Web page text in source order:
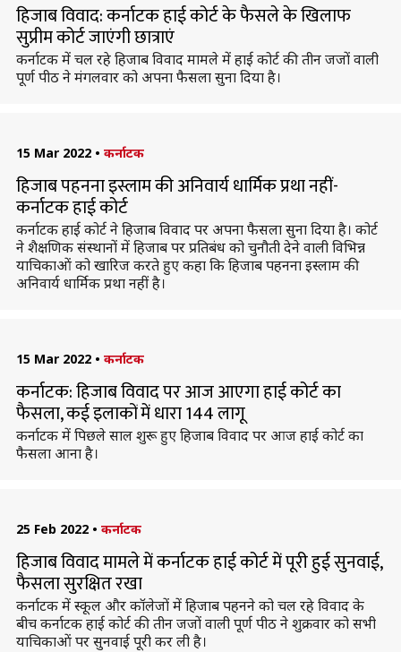
हिजाब विवाद: कर्नाटक हाई कोर्ट के फैसले के खिलाफ
सुप्रीम कोर्ट जाएंगी छात्राएं
कर्नाटक में चल रहे हिजाब विवाद मामले में हाई कोर्ट की तीन जजों वाली
पूर्ण पीठ ने मंगलवार को अपना फैसला सुना दिया है।
15 Mar 2022 • कर्नाटक
हिजाब पहनना इस्लाम की अनिवार्य धार्मिक प्रथा नहीं-
कर्नाटक हाई कोर्ट
कर्नाटक हाई कोर्ट ने हिजाब विवाद पर अपना फैसला सुना दिया है। कोर्ट
ने शैक्षणिक संस्थानों में हिजाब पर प्रतिबंध को चुनौती देने वाली विभिन्न
याचिकाओं को खारिज करते हुए कहा कि हिजाब पहनना इस्लाम की
अनिवार्य धार्मिक प्रथा नहीं है।
15 Mar 2022 • कर्नाटक
कर्नाटक: हिजाब विवाद पर आज आएगा हाई कोर्ट का
फैसला, कई इलाकों में धारा 144 लागू
कर्नाटक में पिछले साल शुरू हुए हिजाब विवाद पर आज हाई कोर्ट का
फैसला आना है।
25 Feb 2022 • कर्नाटक
हिजाब विवाद मामले में कर्नाटक हाई कोर्ट में पूरी हुई सुनवाई,
फैसला सुरक्षित रखा
कर्नाटक में स्कूल और कॉलेजों में हिजाब पहनने को चल रहे विवाद के
बीच कर्नाटक हाई कोर्ट की तीन जजों वाली पूर्ण पीठ ने शुक्रवार को सभी
याचिकाओं पर सुनवाई पूरी कर ली है।